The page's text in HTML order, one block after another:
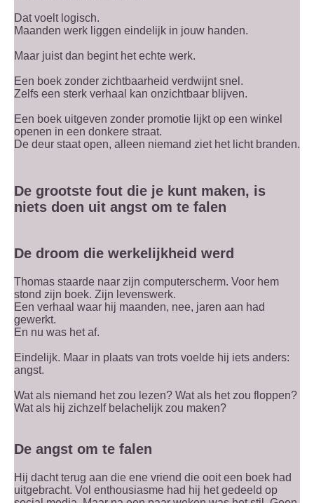
Dat voelt logisch.
Maanden werk liggen eindelijk in jouw handen.
Maar juist dan begint het echte werk.
Een boek zonder zichtbaarheid verdwijnt snel.
Zelfs een sterk verhaal kan onzichtbaar blijven.
Een boek uitgeven zonder promotie lijkt op een winkel
openen in een donkere straat.
De deur staat open, alleen niemand ziet het licht branden.
De grootste fout die je kunt maken, is
niets doen uit angst om te falen
De droom die werkelijkheid werd
Thomas staarde naar zijn computerscherm. Voor hem
stond zijn boek. Zijn levenswerk.
Een verhaal waar hij maanden, nee, jaren aan had
gewerkt.
En nu was het af.
Eindelijk. Maar in plaats van trots voelde hij iets anders:
angst.
Wat als niemand het zou lezen? Wat als het zou floppen?
Wat als hij zichzelf belachelijk zou maken?
De angst om te falen
Hij dacht terug aan die ene vriend die ooit een boek had
uitgebracht. Vol enthousiasme had hij het gedeeld op